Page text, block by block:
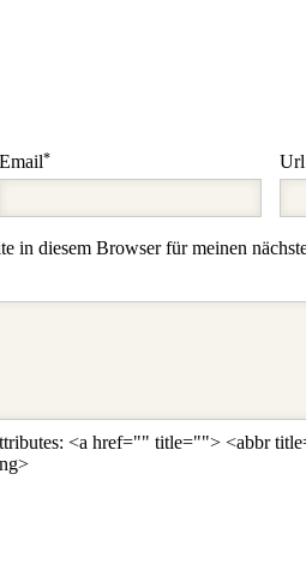
Email* Url
in diesem Browser für meinen
<a href="" title=""> <abbr